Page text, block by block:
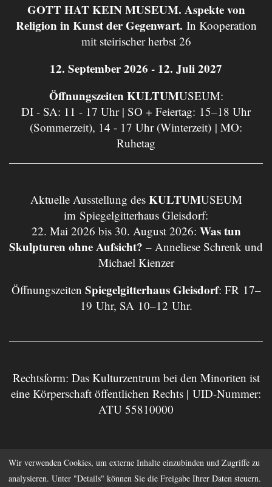
GOTT HAT KEIN MUSEUM. Aspekte von
Religion in Kunst der Gegenwart. In Kooperation
mit steirischer herbst 26
12. September 2026 - 12. Juli 2027
Öffnungszeiten KULTUMUSEUM:
DI - SA: 11 - 17 Uhr | SO + Feiertag: 15–18 Uhr
(Sommerzeit), 14 - 17 Uhr (Winterzeit) | MO:
Ruhetag
Aktuelle Ausstellung des KULTUMUSEUM
im Spiegelgitterhaus Gleisdorf:
22. Mai 2026 bis 30. August 2026: Was tun
Skulpturen ohne Aufsicht? – Anneliese Schrenk und
Michael Kienzer
Öffnungszeiten Spiegelgitterhaus Gleisdorf: FR 17–
19 Uhr, SA 10–12 Uhr.
Rechtsform: Das Kulturzentrum bei den Minoriten ist
eine Körperschaft öffentlichen Rechts | UID-Nummer:
ATU 55810000
Impressum Datenschutz
Wir verwenden Cookies, um externe Inhalte einzubinden und Zugriffe zu
analysieren. Unter "Details" können Sie die Freigabe Ihrer Daten steuern.